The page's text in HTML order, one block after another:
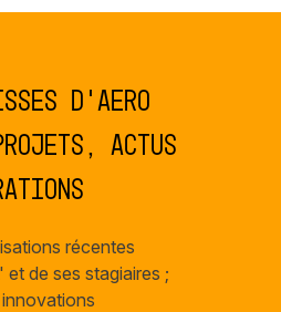
d’AERO
actus
récentes
de ses stagiaires ;